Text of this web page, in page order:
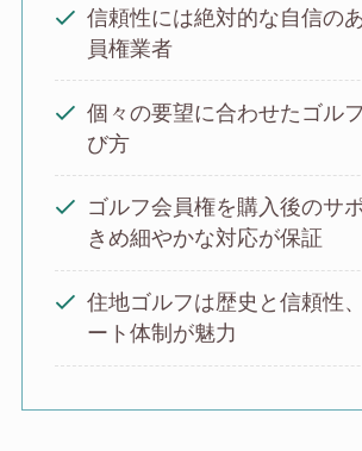
信頼性には絶対的な自信の
員権業者
個々の要望に合わせたゴル
び方
ゴルフ会員権を購入後のサ
きめ細やかな対応が保証
住地ゴルフは歴史と信頼性
ート体制が魅力